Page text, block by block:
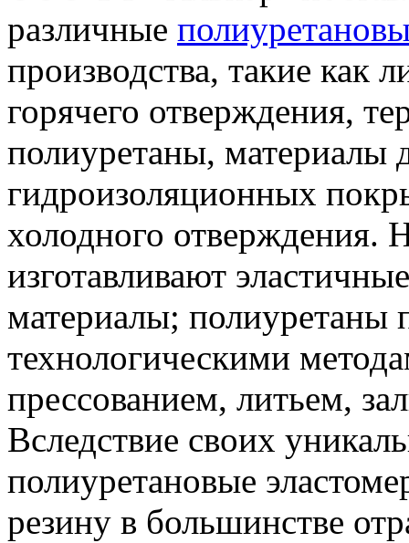
различные
производства, такие как
горячего отверждения,
полиуретаны, материалы
гидроизоляционных
холодного отверждения.
изготавливают
материалы; полиуретаны
технологическими
прессованием, литьем,
Вследствие своих
полиуретановые
резину в большинстве